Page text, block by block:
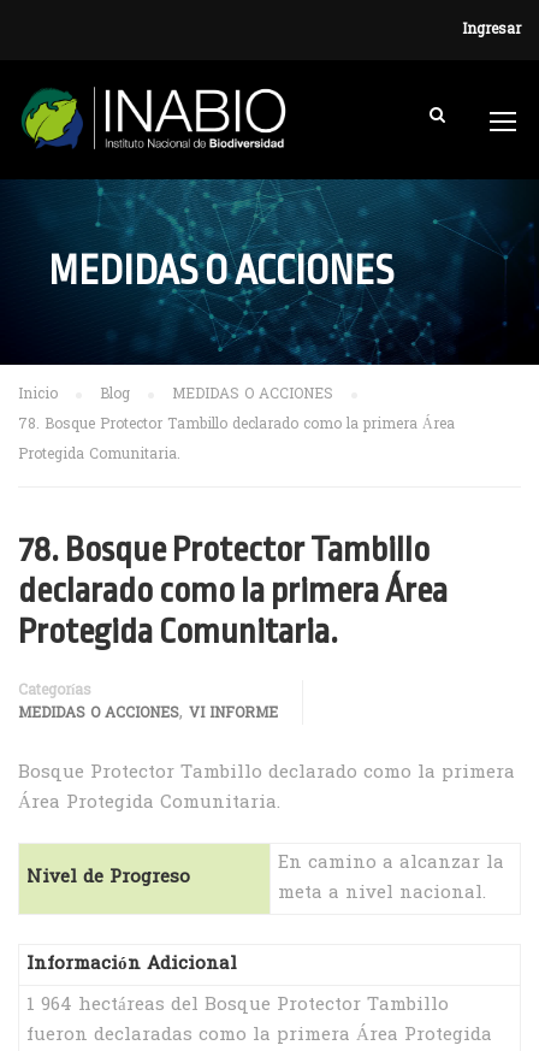
Ingresar
MEDIDAS O ACCIONES
Inicio Blog
MEDIDAS O ACCIONES
78. Bosque Protector Tambillo declarado como la primera Área
Protegida Comunitaria.
78. Bosque Protector Tambillo
declarado como la primera Área
Protegida Comunitaria.
Categorías
MEDIDAS O ACCIONES, VI INFORME
Bosque Protector Tambillo declarado como la primera
Área Protegida Comunitaria.
Nivel de Progreso
En camino a alcanzar la
meta a nivel nacional.
Información Adicional
1 964 hectáreas del Bosque Protector Tambillo
fueron declaradas como la primera Área Protegida